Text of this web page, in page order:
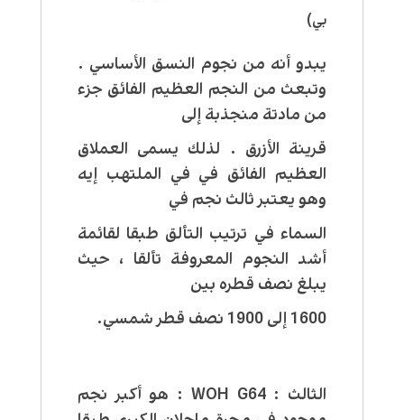
بي)
يبدو أنه من نجوم النسق الأساسي .
وتبعث من النجم العظيم الفائق جزء
من مادتة منجذبة إلى
قرينة الأزرق . لذلك يسمى العملاق
العظيم الفائق في في الملتهب إيه
وهو يعتبر ثالث نجم في
السماء في ترتيب التألق طبقا لقائمة
أشد النجوم المعروفة تألقا ، حيث
يبلغ نصف قطره بين
1600 إلى 1900 نصف قطر شمسي.
الثالث : WOH G64 : هو أكبر نجم